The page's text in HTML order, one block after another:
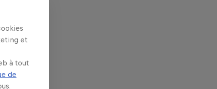
et
à tout
de